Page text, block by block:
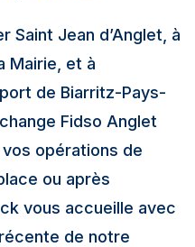
Jean d’Anglet, à
Mairie, et à
de Biarritz-Pays-
Fidso Anglet
opérations de
ou après
vous accueille avec
de notre